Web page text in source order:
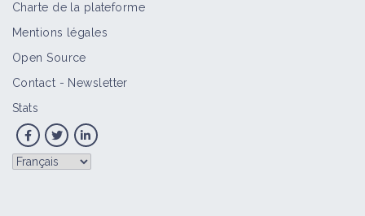
Charte de la plateforme
Mentions légales
Open Source
Contact - Newsletter
Stats